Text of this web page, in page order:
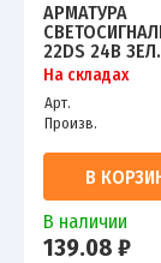
АРМАТУРА
22DS 24В
BLS10-ADDS-
На складах
Арт.
Произв.
В
В наличии
139.08 ₽